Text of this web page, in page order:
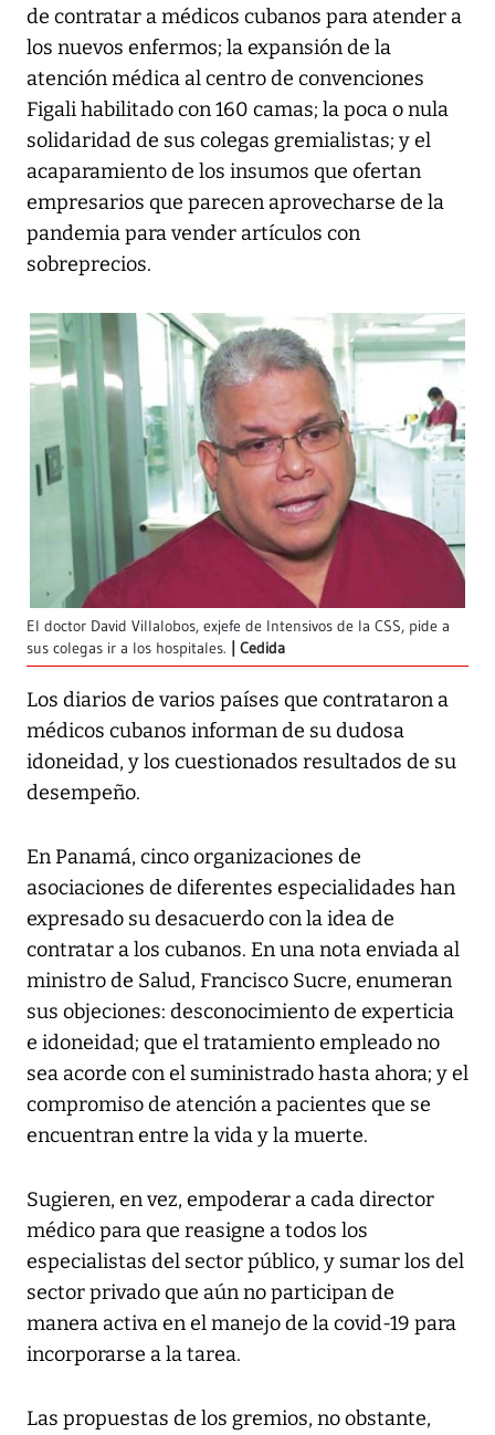
de contratar a médicos cubanos para atender a
los nuevos enfermos; la expansión de la
atención médica al centro de convenciones
Figali habilitado con 160 camas; la poca o nula
solidaridad de sus colegas gremialistas; y el
acaparamiento de los insumos que ofertan
empresarios que parecen aprovecharse de la
pandemia para vender artículos con
sobreprecios.
El doctor David Villalobos, exjefe de Intensivos de la CSS, pide a
sus colegas ir a los hospitales.
Cedida
Los diarios de varios países que contrataron a
médicos cubanos informan de su dudosa
idoneidad, y los cuestionados resultados de su
desempeño.
En Panamá, cinco organizaciones de
asociaciones de diferentes especialidades han
expresado su desacuerdo con la idea de
contratar a los cubanos. En una nota enviada al
ministro de Salud, Francisco Sucre, enumeran
sus objeciones: desconocimiento de experticia
e idoneidad; que el tratamiento empleado no
sea acorde con el suministrado hasta ahora; y el
compromiso de atención a pacientes que se
encuentran entre la vida y la muerte.
Sugieren, en vez, empoderar a cada director
médico para que reasigne a todos los
especialistas del sector público, y sumar los del
sector privado que aún no participan de
manera activa en el manejo de la covid-19 para
incorporarse a la tarea.
Las propuestas de los gremios, no obstante,